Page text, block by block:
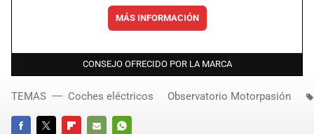
MÁS INFORMACIÓN
CONSEJO OFRECIDO POR LA MARCA
TEMAS Coches eléctricos Observatorio Motorpasión